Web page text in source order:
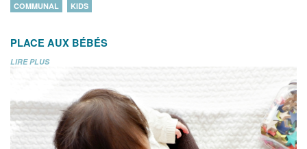
COMMUNAL KIDS
PLACE AUX BÉBÉS
LIRE PLUS